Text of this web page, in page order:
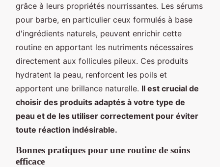
grâce à leurs propriétés nourrissantes. Les sérums
pour barbe, en particulier ceux formulés à base
d'ingrédients naturels, peuvent enrichir cette
routine en apportant les nutriments nécessaires
directement aux follicules pileux. Ces produits
hydratent la peau, renforcent les poils et
apportent une brillance naturelle. Il est crucial de
choisir des produits adaptés à votre type de
peau et de les utiliser correctement pour éviter
toute réaction indésirable.
Bonnes pratiques pour une routine de soins
efficace